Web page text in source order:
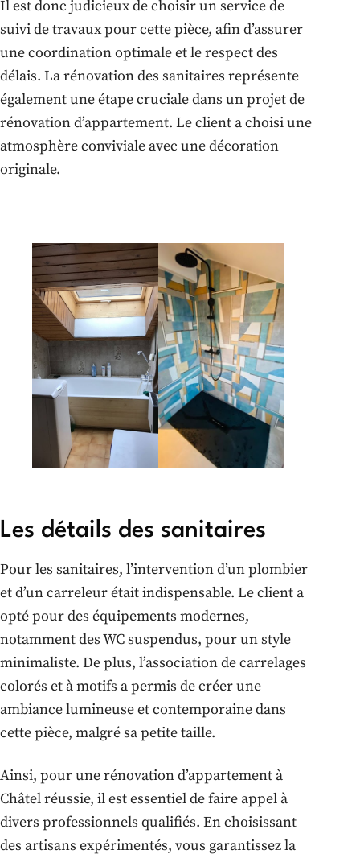
Il est donc judicieux de choisir un service de
suivi de travaux pour cette pièce, afin d’assurer
une coordination optimale et le respect des
délais. La rénovation des sanitaires représente
également une étape cruciale dans un projet de
rénovation d’appartement. Le client a choisi une
atmosphère conviviale avec une décoration
originale.
Les détails des sanitaires
Pour les sanitaires, l’intervention d’un plombier
et d’un carreleur était indispensable. Le client a
opté pour des équipements modernes,
notamment des WC suspendus, pour un style
minimaliste. De plus, l’association de carrelages
colorés et à motifs a permis de créer une
ambiance lumineuse et contemporaine dans
cette pièce, malgré sa petite taille.
Ainsi, pour une rénovation d’appartement à
Châtel réussie, il est essentiel de faire appel à
divers professionnels qualifiés. En choisissant
des artisans expérimentés, vous garantissez la